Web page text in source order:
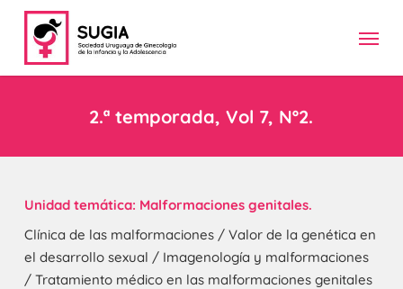
Skip
content
Menu
2.ª temporada, Vol 7, Nº2.
Unidad temática: Malformaciones genitales.
Clínica de las malformaciones / Valor de la genética en
el desarrollo sexual / Imagenología y malformaciones
/ Tratamiento médico en las malformaciones genitales